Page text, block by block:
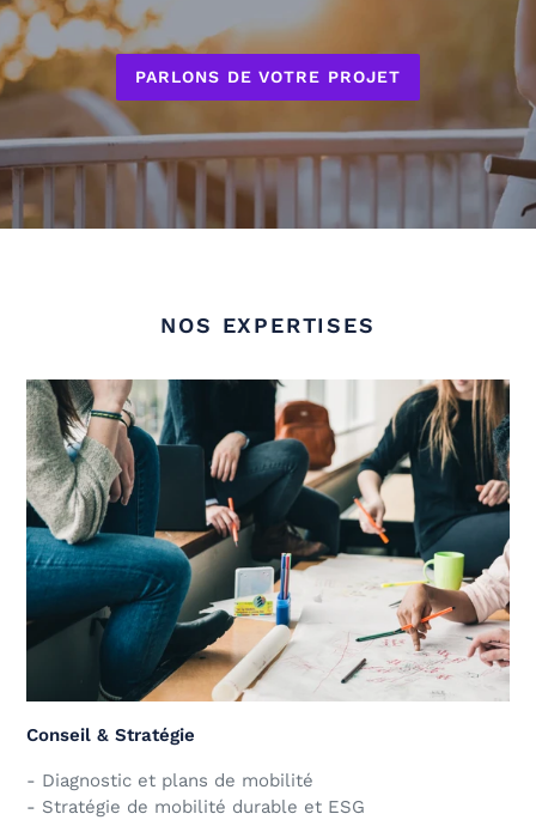
PARLONS DE VOTRE PROJET
NOS EXPERTISES
Conseil & Stratégie
- Diagnostic et plans de mobilité
- Stratégie de mobilité durable et ESG